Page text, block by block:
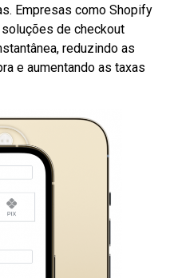
Empresas como Shopify
de checkout
reduzindo as
e aumentando as taxas